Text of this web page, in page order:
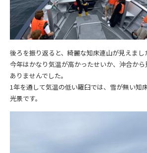
後ろを振り返ると、綺麗な知床連山が見えまし
今年はかなり気温が高かったせいか、沖合か
ありませんでした。
1年を通して気温の低い羅臼では、雪が無い知
光景です。